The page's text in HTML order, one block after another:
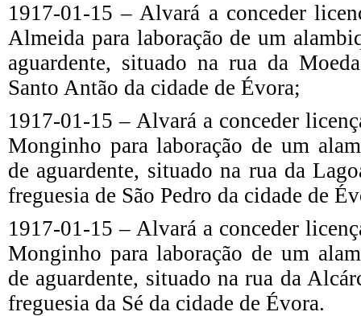
1917-01-15 – Alvará a conceder
Almeida para laboração de um
aguardente, situado na rua da
Santo Antão da cidade de Évora;
1917-01-15 – Alvará a conceder
Monginho para laboração de um
de aguardente, situado na rua da
freguesia de São Pedro da cidade de
1917-01-15 – Alvará a conceder
Monginho para laboração de um
de aguardente, situado na rua da
freguesia da Sé da cidade de Évora.